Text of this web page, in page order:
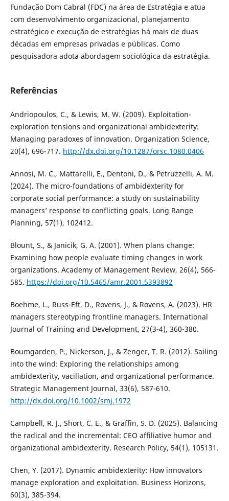
Fundação Dom Cabral (FDC) na área de Estratégia e atua
com desenvolvimento organizacional, planejamento
estratégico e execução de estratégias há mais de duas
décadas em empresas privadas e públicas. Como
pesquisadora adota abordagem sociológica da estratégia.
Referências
Andriopoulos, C., & Lewis, M. W. (2009). Exploitation-
exploration tensions and organizational ambidexterity:
Managing paradoxes of innovation. Organization Science,
20(4), 696-717. http://dx.doi.org/10.1287/orsc.1080.0406
Annosi, M. C., Mattarelli, E., Dentoni, D., & Petruzzelli, A. M.
(2024). The micro-foundations of ambidexterity for
corporate social performance: a study on sustainability
managers’ response to conflicting goals. Long Range
Planning, 57(1), 102412.
Blount, S., & Janicik, G. A. (2001). When plans change:
Examining how people evaluate timing changes in work
organizations. Academy of Management Review, 26(4), 566-
585. https://doi.org/10.5465/amr.2001.5393892
Boehme, L., Russ‐Eft, D., Rovens, J., & Rovens, A. (2023). HR
managers stereotyping frontline managers. International
Journal of Training and Development, 27(3-4), 360-380.
Boumgarden, P., Nickerson, J., & Zenger, T. R. (2012). Sailing
into the wind: Exploring the relationships among
ambidexterity, vacillation, and organizational performance.
Strategic Management Journal, 33(6), 587-610.
http://dx.doi.org/10.1002/smj.1972
Campbell, R. J., Short, C. E., & Graffin, S. D. (2025). Balancing
the radical and the incremental: CEO affiliative humor and
organizational ambidexterity. Research Policy, 54(1), 105131.
Chen, Y. (2017). Dynamic ambidexterity: How innovators
manage exploration and exploitation. Business Horizons,
60(3), 385-394.